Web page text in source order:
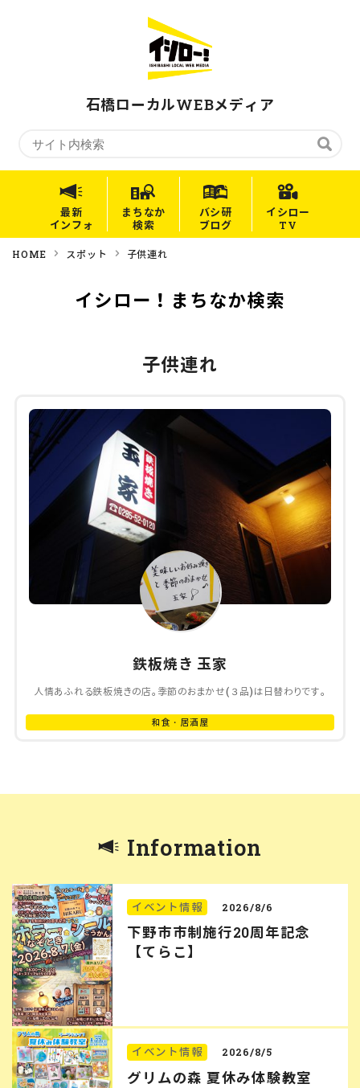
石橋ローカルWEBメディア
最新
インフォ
まちなか
検索
バシ研
ブログ
イシロー
TV
HOME スポット 子供連れ
イシロー！まちなか検索
子供連れ
鉄板焼き 玉家
人情あふれる鉄板焼きの店。季節のおまかせ(３品)は日替わりです。
和食・居酒屋
Information
イベント情報 2026/8/6
下野市市制施行20周年記念
【てらこ】
イベント情報 2026/8/5
グリムの森 夏休み体験教室